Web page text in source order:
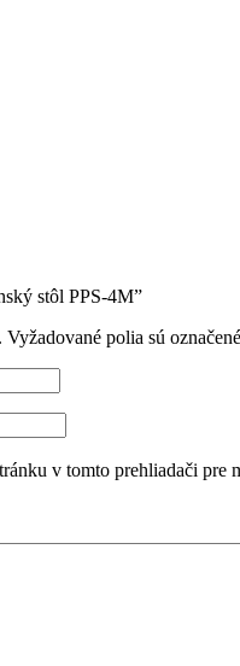
stôl PPS-4M”
Vyžadované polia sú označené
v tomto prehliadači pre